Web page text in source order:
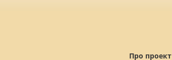
Про проект